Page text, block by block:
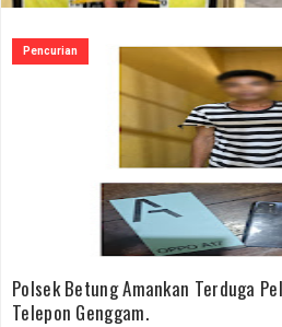
Pencurian
Polsek Betung Amankan Terduga
Telepon Genggam.